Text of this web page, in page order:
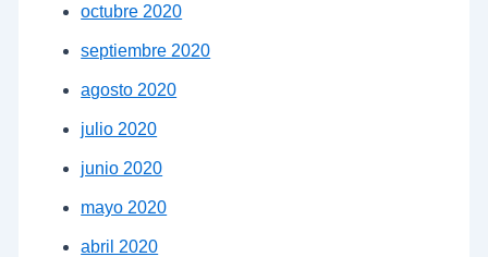
octubre 2020
septiembre 2020
agosto 2020
julio 2020
junio 2020
mayo 2020
abril 2020